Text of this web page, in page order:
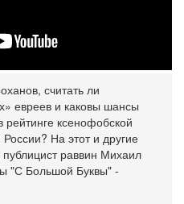
считать ли
евреев и каковы шансы
рейтинге ксенофобской
На этот и другие
раввин Михаил
"С Большой Буквы" -